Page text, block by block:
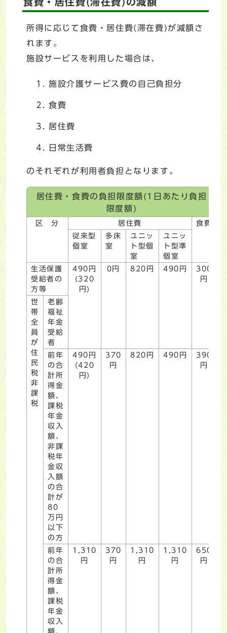
所得に応じて食費・居住費(滞在費)が減額さ
れます。
施設サービスを利用した場合は、
施設介護サービス費の自己負担分
食費
居住費
日常生活費
のそれぞれが利用者負担となります。
居住費・食費の負担限度額(1日あたり負担
限度額)
区 分 居住費
食費
従来型
個室
多床
室
ユニッ
ト型個
室
ユニッ
ト型準
個室
生活保護
受給者の
方等
490円
(320
円)
0円 820円 490円
300
円
世
帯
全
員
が
住
民
税
非
課
税
老齢
福祉
年金
受給
者
前年
の合
計所
得金
額、
課税
年金
収入
額、
非課
税年
金収
入額
の合
計が
80
万円
以下
の方
490円
(420
円)
370
円
820円 490円
390
円
前年
の合
計所
得金
額、
課税
年金
収入
額、
1,310
円
370
円
1,310
円
1,310
円
650
円